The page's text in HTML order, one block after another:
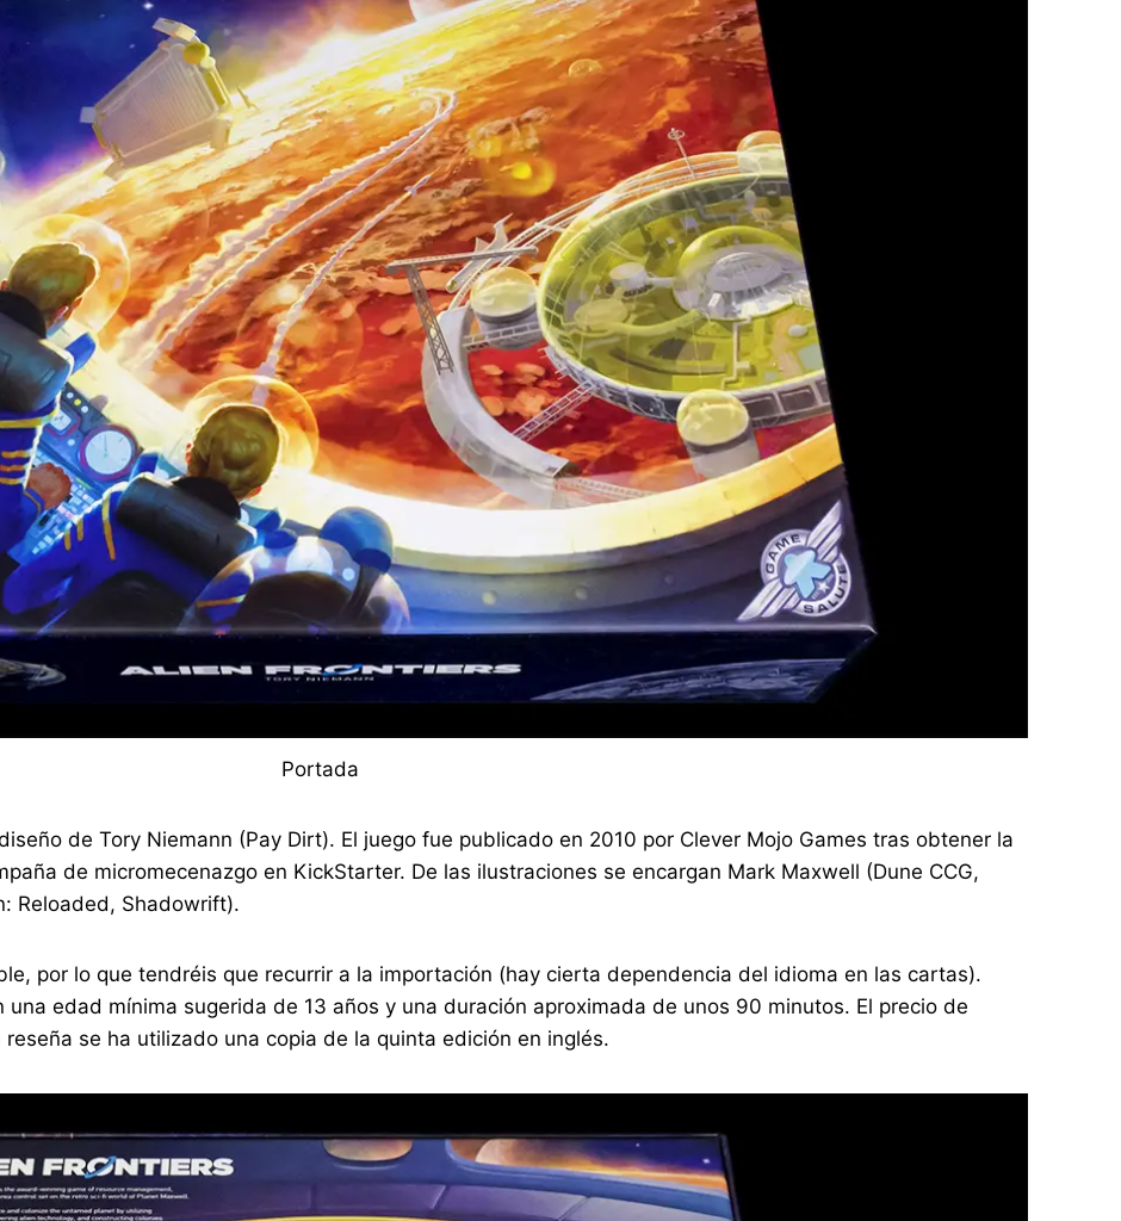
Portada
de Tory Niemann (Pay Dirt). El juego fue publicado en 2010 por Clever Mojo Games tras obtener la
de micromecenazgo en KickStarter. De las ilustraciones se encargan Mark Maxwell (Dune CCG,
Reloaded, Shadowrift).
por lo que tendréis que recurrir a la importación (hay cierta dependencia del idioma en las cartas).
edad mínima sugerida de 13 años y una duración aproximada de unos 90 minutos. El precio de
se ha utilizado una copia de la quinta edición en inglés.